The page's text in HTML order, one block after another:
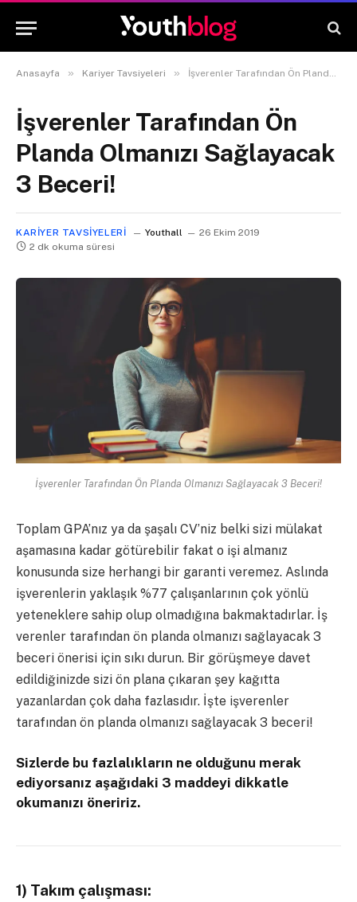
Anasayfa » Kariyer Tavsiyeleri » İşverenler Tarafından Ön Planda Olmanızı Sağlayacak 3 Beceri!
İşverenler Tarafından Ön
Planda Olmanızı Sağlayacak
3 Beceri!
KARIYER TAVSIYELERI Youthall
26 Ekim 2019
2 dk okuma süresi
İşverenler Tarafından Ön Planda Olmanızı Sağlayacak 3 Beceri!
Toplam GPA’nız ya da şaşalı CV’niz belki sizi mülakat
aşamasına kadar götürebilir fakat o işi almanız
konusunda size herhangi bir garanti veremez. Aslında
işverenlerin yaklaşık %77 çalışanlarının çok yönlü
yeteneklere sahip olup olmadığına bakmaktadırlar. İş
verenler tarafından ön planda olmanızı sağlayacak 3
beceri önerisi için sıkı durun. Bir görüşmeye davet
edildiğinizde sizi ön plana çıkaran şey kağıtta
yazanlardan çok daha fazlasıdır. İşte işverenler
tarafından ön planda olmanızı sağlayacak 3 beceri!
Sizlerde bu fazlalıkların ne olduğunu merak
ediyorsanız aşağıdaki 3 maddeyi dikkatle
okumanızı öneririz.
1) Takım çalışması: